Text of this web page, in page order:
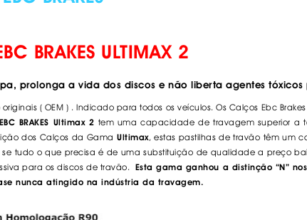
BRAKES ULTIMAX 2
prolonga a vida dos discos e não liberta agentes
( OEM ) . Indicado para todos os veículos. Os Calços Ebc
EBC BRAKES Ultimax 2 tem uma capacidade de travagem superior a
dos Calços da GamaUltimax, estas pastilhas de travão têm um
tudo o que precisa é de uma substituição de qualidade a preço
para os discos de travão. Esta gama ganhou a distinção “N”
nunca atingido na indústria da travagem.